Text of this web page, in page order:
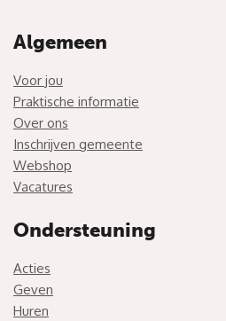
Algemeen
Voor jou
Praktische informatie
Over ons
Inschrijven gemeente
Webshop
Vacatures
Ondersteuning
Acties
Geven
Huren